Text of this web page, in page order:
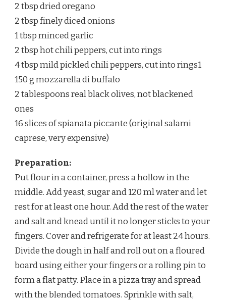
2 tbsp dried oregano
2 tbsp finely diced onions
1 tbsp minced garlic
2 tbsp hot chili peppers, cut into rings
4 tbsp mild pickled chili peppers, cut into rings1
150 g mozzarella di buffalo
2 tablespoons real black olives, not blackened
ones
16 slices of spianata piccante (original salami
caprese, very expensive)
Preparation:
Put flour in a container, press a hollow in the
middle. Add yeast, sugar and 120 ml water and let
rest for at least one hour. Add the rest of the water
and salt and knead until it no longer sticks to your
fingers. Cover and refrigerate for at least 24 hours.
Divide the dough in half and roll out on a floured
board using either your fingers or a rolling pin to
form a flat patty. Place in a pizza tray and spread
with the blended tomatoes. Sprinkle with salt,